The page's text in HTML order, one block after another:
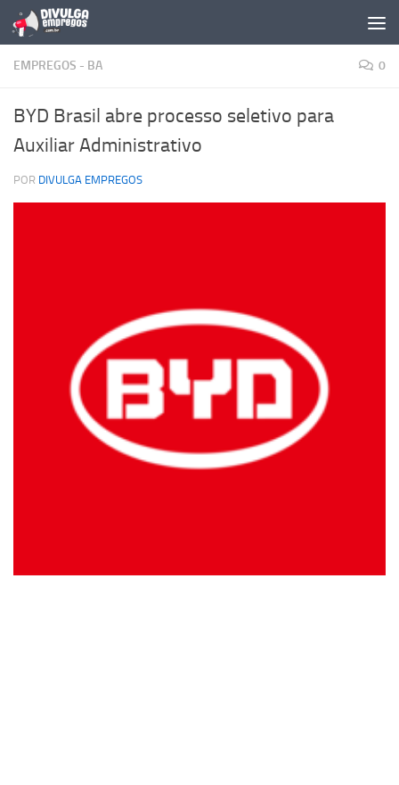
Skip to content
EMPREGOS - BA 0
BYD Brasil abre processo seletivo para
Auxiliar Administrativo
POR DIVULGA EMPREGOS